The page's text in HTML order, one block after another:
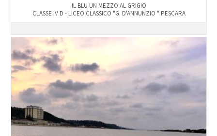
IL BLU UN MEZZO AL GRIGIO
CLASSE IV D - LICEO CLASSICO "G. D'ANNUNZIO " PESCARA